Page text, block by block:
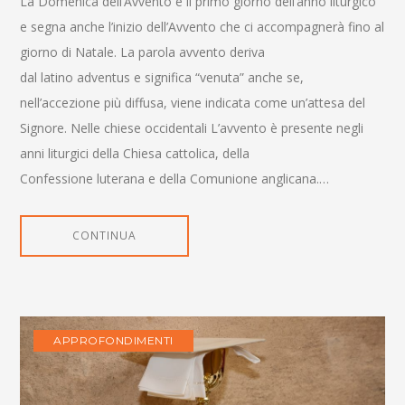
e segna anche l’inizio dell’Avvento che ci accompagnerà fino al
giorno di Natale. La parola avvento deriva
dal latino adventus e significa “venuta” anche se,
nell’accezione più diffusa, viene indicata come un’attesa del
Signore. Nelle chiese occidentali L’avvento è presente negli
anni liturgici della Chiesa cattolica, della
Confessione luterana e della Comunione anglicana.…
CONTINUA
APPROFONDIMENTI